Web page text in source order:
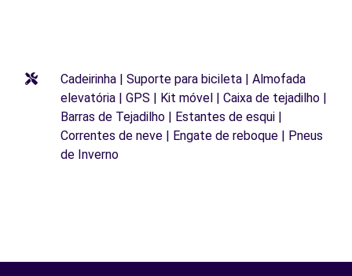
Cadeirinha | Suporte para bicileta | Almofada
elevatória | GPS | Kit móvel | Caixa de tejadilho |
Barras de Tejadilho | Estantes de esqui |
Correntes de neve | Engate de reboque | Pneus
de Inverno